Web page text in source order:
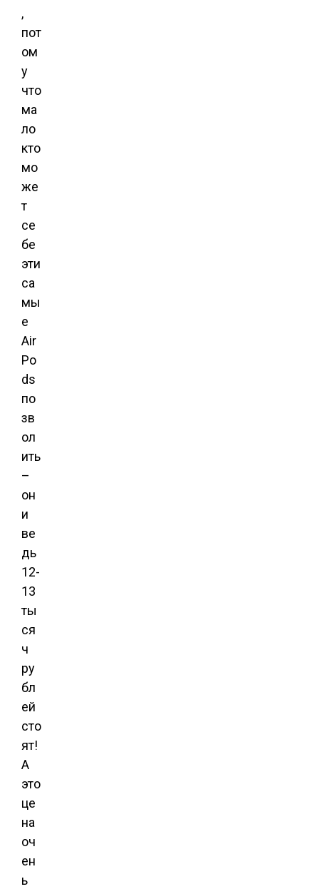
,
пот
ом
у
что
ма
ло
кто
мо
же
т
се
бе
эти
са
мы
е
Air
Po
ds
по
зв
ол
ить
–
он
и
ве
дь
12-
13
ты
ся
ч
ру
бл
ей
сто
ят!
А
это
це
на
оч
ен
ь